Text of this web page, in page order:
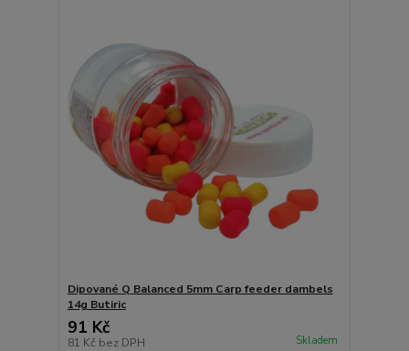
Dipované Q Balanced 5mm Carp feeder dambels
14g Butiric
91 Kč
81 Kč bez DPH Skladem